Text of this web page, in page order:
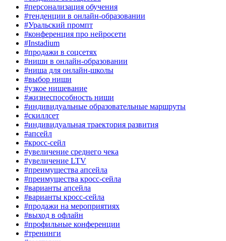
#персонализация обучения
#тенденции в онлайн-образовании
#Уральский промпт
#конференция про нейросети
#Instadium
#продажи в соцсетях
#ниши в онлайн-образовании
#ниша для онлайн-школы
#выбор ниши
#узкое нишевание
#жизнеспособность ниши
#индивидуальные образовательные маршруты
#скиллсет
#индивидуальная траектория развития
#апсейл
#кросс-сейл
#увеличение среднего чека
#увеличение LTV
#преимущества апсейла
#преимущества кросс-сейла
#варианты апсейла
#варианты кросс-сейла
#продажи на мероприятиях
#выход в офлайн
#профильные конференции
#тренинги